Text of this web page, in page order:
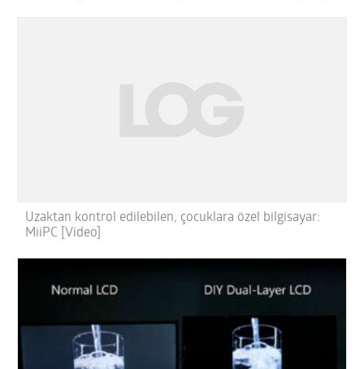
Uzaktan kontrol edilebilen, çocuklara özel bilgisayar:
MiiPC [Video]